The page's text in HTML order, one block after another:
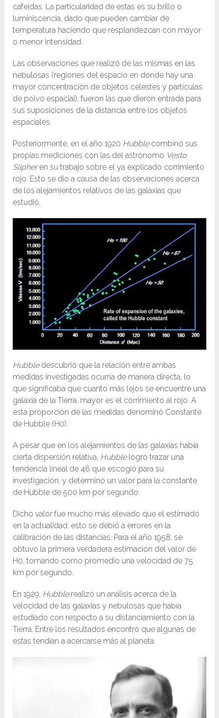
cafeidas. La particularidad de estas es su brillo o
luminiscencia, dado que pueden cambiar de
temperatura haciendo que resplandezcan con mayor
o menor intensidad.
Las observaciones que realizó de las mismas en las
nebulosas (regiones del espacio en donde hay una
mayor concentración de objetos celestes y partículas
de polvo espacial), fueron las que dieron entrada para
sus suposiciones de la distancia entre los objetos
espaciales.
Posteriormente, en el año 1920 Hubblecombinó sus
propias mediciones con las del astrónomo Vesto
Slipheren su trabajo sobre el ya explicado corrimiento
rojo. Esto se dio a causa de las observaciones acerca
de los alejamientos relativos de las galaxias que
estudió.
Hubbledescubrió que la relación entre ambas
medidas investigadas ocurría de manera directa, lo
que significaba que cuanto más lejos se encuentre una
galaxia de la Tierra, mayor es el corrimiento al rojo. A
esta proporción de las medidas denominó Constante
de Hubble (H0).
A pesar que en los alejamientos de las galaxias había
cierta dispersión relativa, Hubblelogró trazar una
tendencia lineal de 46 que escogió para su
investigación, y determinó un valor para la constante
de Hubble de 500 km por segundo.
Dicho valor fue mucho más elevado que el estimado
en la actualidad, esto se debió a errores en la
calibración de las distancias. Para el año 1958, se
obtuvo la primera verdadera estimación del valor de
H0, tomando como promedio una velocidad de 75
km por segundo.
En 1929, Hubblerealizó un análisis acerca de la
velocidad de las galaxias y nebulosas que había
estudiado con respecto a su distanciamiento con la
Tierra. Entre los resultados encontró que algunas de
estas tendían a acercarse más al planeta.